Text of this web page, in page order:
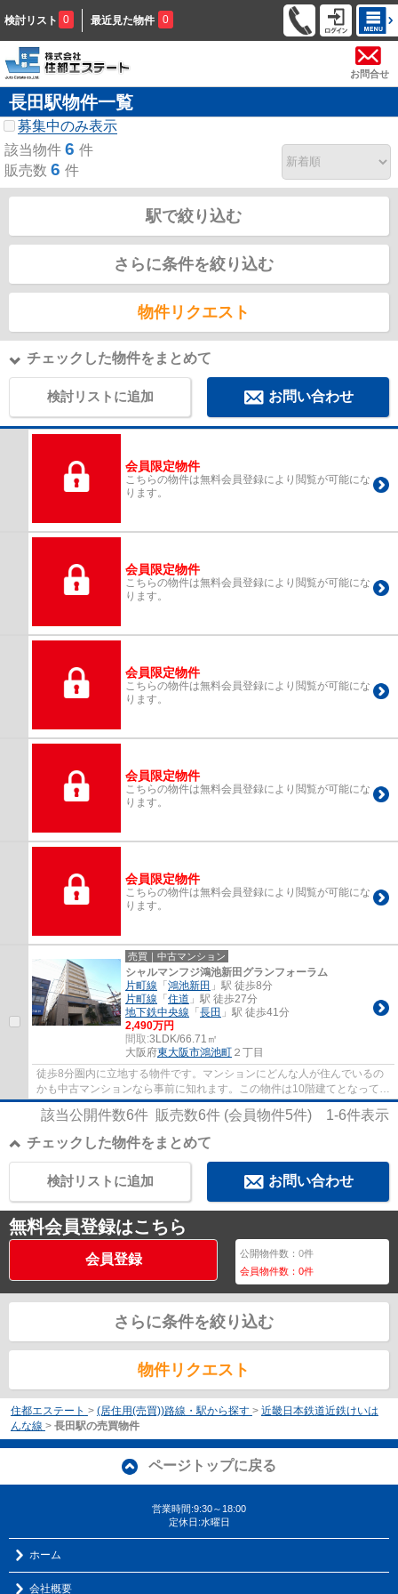
検討リスト 0 最近見た物件 0
お問合せ
長田駅物件一覧
募集中のみ表示
該当物件 6 件
販売数 6 件
駅で絞り込む
さらに条件を絞り込む
物件リクエスト
チェックした物件をまとめて
検討リストに追加 お問い合わせ
会員限定物件
こちらの物件は無料会員登録により閲覧が可能にな
ります。
会員限定物件
こちらの物件は無料会員登録により閲覧が可能にな
ります。
会員限定物件
こちらの物件は無料会員登録により閲覧が可能にな
ります。
会員限定物件
こちらの物件は無料会員登録により閲覧が可能にな
ります。
会員限定物件
こちらの物件は無料会員登録により閲覧が可能にな
ります。
売買｜中古マンション
シャルマンフジ鴻池新田グランフォーラム
片町線 「 鴻池新田 」駅 徒歩8分
片町線 「 住道 」駅 徒歩27分
地下鉄中央線 「 長田 」駅 徒歩41分
2,490万円
間取:3LDK/66.71㎡
大阪府東大阪市鴻池町 ２丁目
徒歩8分圏内に立地する物件です。マンションにどんな人が住んでいるの
かも中古マンションなら事前に知れます。この物件は10階建てとなってお
り、見晴らしもいいです。住都エステートで...
該当公開件数6件 販売数6件 (会員物件5件) 1-6件表示
チェックした物件をまとめて
お問い合わせ
検討リストに追加
無料会員登録はこちら
会員登録 公開物件数：0件
会員物件数：0件
さらに条件を絞り込む
物件リクエスト
住都エステート > (居住用(売買))路線・駅から探す > 近畿日本鉄道近鉄けいは
んな線 > 長田駅の売買物件
ページトップに戻る
営業時間:9:30～18:00
定休日:水曜日
ホーム
会社概要